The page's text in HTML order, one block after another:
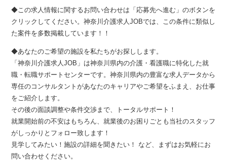
◆この求人情報に関するお問い合わせは「応募先へ進む」のボタンを
クリックしてください。神奈川介護求人JOBでは、この条件に類似し
た案件を多数掲載しています！！
◆あなたのご希望の施設を私たちがお探しします。
「神奈川介護求人JOB」は神奈川県内の介護・看護職に特化した就
職・転職サポートセンターです。神奈川県内の豊富な求人データから
専任のコンサルタントがあなたのキャリアやご希望をふまえ、お仕事
をご紹介します。
その後の面談調整や条件交渉まで、トータルサポート！
就業開始前の不安はもちろん、就業後のお困りごとも当社のスタッフ
がしっかりとフォロー致します！
見学してみたい！施設の詳細を聞きたい！ など、まずはお気軽にお
問い合わせください。